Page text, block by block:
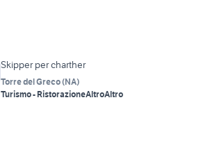
Skipper per charther
Torre del Greco(NA)
Turismo - RistorazioneAltroAltro